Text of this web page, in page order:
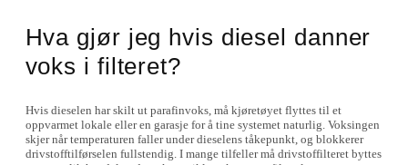
Hva gjør jeg hvis diesel danner
voks i filteret?
Hvis dieselen har skilt ut parafinvoks, må kjøretøyet flyttes til et
oppvarmet lokale eller en garasje for å tine systemet naturlig. Voksingen
skjer når temperaturen faller under dieselens tåkepunkt, og blokkerer
drivstofftilførselen fullstendig. I mange tilfeller må drivstoffilteret byttes